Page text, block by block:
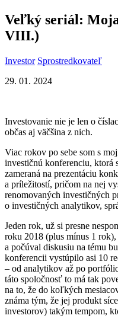
Veľký seriál:
VIII.)
Investor Sprostredkovateľ
29. 01. 2024
Investovanie nie je len o
občas aj väčšina z nich.
Viac rokov po sebe som s
investičnú konferenciu, ktorá
zameraná na prezentáciu
a príležitostí, pričom na nej
renomovaných investičných
o investičných analytikov,
Jeden rok, už si presne
roku 2018 (plus mínus 1
a počúval diskusiu na tému
konferencii vystúpilo asi 10
– od analytikov až po
táto spoločnosť to má tak
na to, že do koľkých
známa tým, že jej produkt
investorov) takým tempom,